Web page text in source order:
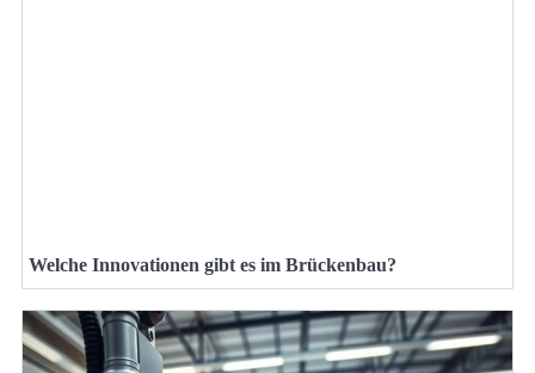
Welche Innovationen gibt es im Brückenbau?